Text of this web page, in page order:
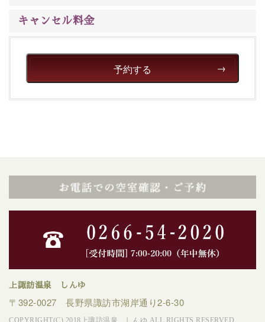
キャンセル料金
予約する
上諏訪温泉 しんゆ
〒392-0027 長野県諏訪市湖岸通り2-6-30